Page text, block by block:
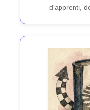
d'apprenti,